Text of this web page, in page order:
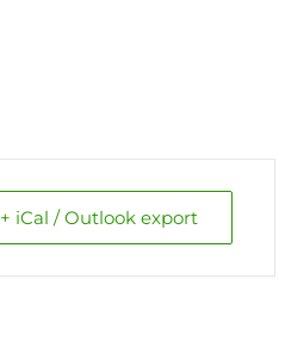
+ iCal / Outlook export